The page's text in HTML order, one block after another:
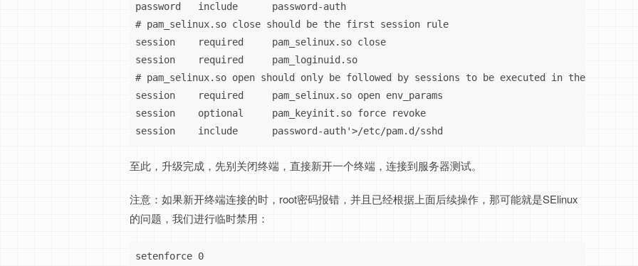
password   include      password-auth
# pam_selinux.so close should be the first session rule
session    required     pam_selinux.so close
session    required     pam_loginuid.so
# pam_selinux.so open should only be followed by sessions to be executed in the user
session    required     pam_selinux.so open env_params
session    optional     pam_keyinit.so force revoke
session    include      password-auth'>/etc/pam.d/sshd
至此，升级完成，先别关闭终端，直接新开一个终端，连接到服务器测试。
注意：如果新开终端连接的时，root密码报错，并且已经根据上面后续操作，那可能就是SElinux
的问题，我们进行临时禁用：
setenforce 0